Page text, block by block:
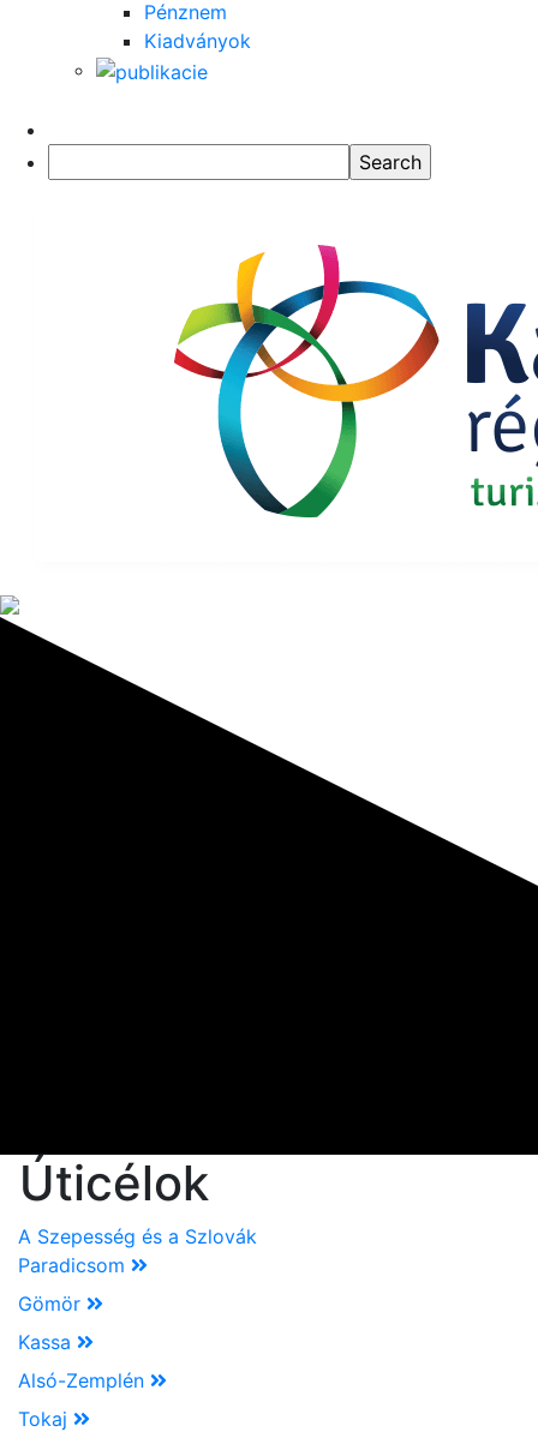
Pénznem
Kiadványok
Úticélok
A Szepesség és a Szlovák
Paradicsom
Gömör
Kassa
Alsó-Zemplén
Tokaj